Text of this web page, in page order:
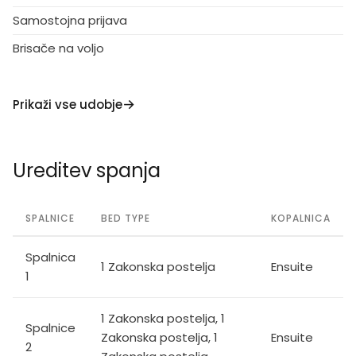
10 km, jahanje 10 km.
Samostojna prijava
Brisače na voljo
Prikaži vse udobje
Ureditev spanja
SPALNICE BED TYPE KOPALNICA
Spalnica
1
1 Zakonska postelja Ensuite
Spalnice
2
1 Zakonska postelja, 1
Zakonska postelja, 1
Ensuite